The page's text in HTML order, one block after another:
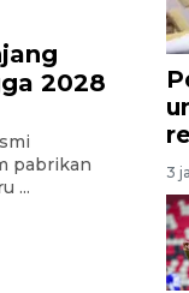
2028
pabrikan
...
3